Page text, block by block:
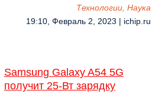
Технологии, Наука
19:10, Февраль 2, 2023 | ichip.ru
Samsung Galaxy A54 5G
получит 25-Вт зарядку